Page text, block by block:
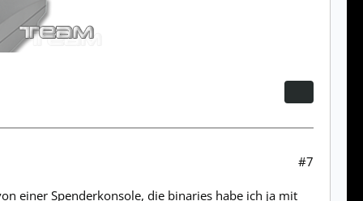
#7
einer Spenderkonsole, die binaries habe ich ja mit